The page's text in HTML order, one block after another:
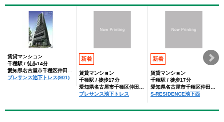
賃貸マンション
千種駅 / 徒歩14分
プレサンス池下トレス(901)
新着
賃貸マンション
千種駅 / 徒歩17分
プレサンス池下トレス
新着
賃貸マンション
千種駅 / 徒歩17分
S-RESIDENCE池下西